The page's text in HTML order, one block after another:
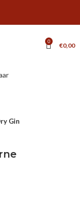
0 €0,00
Gin